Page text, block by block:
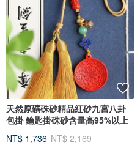
天然原礦硃砂精品紅砂九宮八卦
包掛 鑰匙掛硃砂含量高95%以上
NT$ 1,736 NT$ 2,169